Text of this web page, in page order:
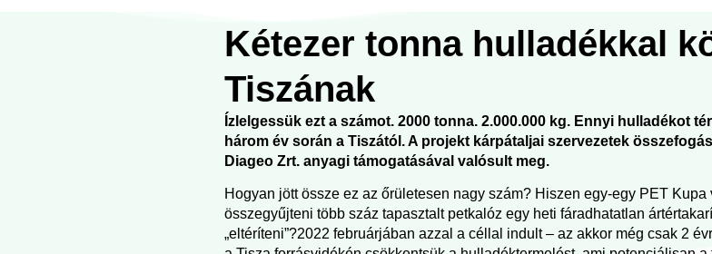
Kétezer tonna hulladékkal
Tiszának
Ízlelgessük ezt a számot. 2000 tonna. 2.000.000 kg. Ennyi hulladékot
három év során a Tiszától. A projekt kárpátaljai szervezetek
Diageo Zrt. anyagi támogatásával valósult meg.
Hogyan jött össze ez az őrületesen nagy szám? Hiszen egy-egy PET
összegyűjteni több száz tapasztalt petkalóz egy heti fáradhatatlan
„eltéríteni”?2022 februárjában azzal a céllal indult – az akkor még csak 2